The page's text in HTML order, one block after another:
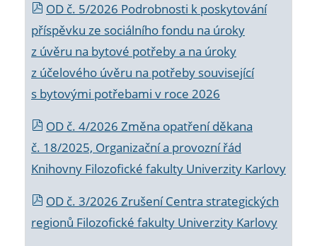
OD č. 5/2026 Podrobnosti k poskytování
příspěvku ze sociálního fondu na úroky
z úvěru na bytové potřeby a na úroky
z účelového úvěru na potřeby související
s bytovými potřebami v roce 2026
OD č. 4/2026 Změna opatření děkana
č. 18/2025, Organizační a provozní řád
Knihovny Filozofické fakulty Univerzity Karlovy
OD č. 3/2026 Zrušení Centra strategických
regionů Filozofické fakulty Univerzity Karlovy